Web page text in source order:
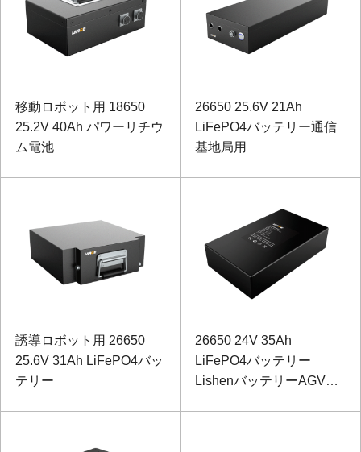
移動ロボット用 18650
25.2V 40Ah パワーリチウ
ム電池
26650 25.6V 21Ah
LiFePO4バッテリー通信
基地局用
誘導ロボット用 26650
25.6V 31Ah LiFePO4バッ
テリー
26650 24V 35Ah
LiFePO4バッテリー
LishenバッテリーAGVリ